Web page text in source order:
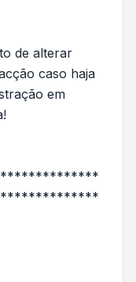
de alterar
caso haja
em